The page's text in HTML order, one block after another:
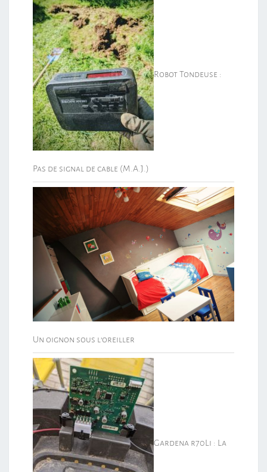
Robot Tondeuse :
Pas de signal de cable (M.A.J.)
Un oignon sous l’oreiller
Gardena r70Li : La